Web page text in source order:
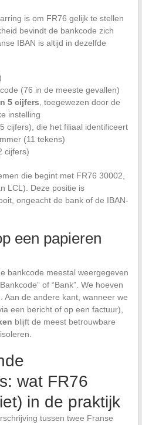
is om FR76 gelijk te stellen
bevindt de bankcode zich
IBAN is altijd in dezelfde
(76 in de meeste gevallen)
5 cijfers, toegewezen door de
instelling
cijfers), die het filiaal identificeert
(11 tekens)
cijfers)
die begint met FR76 30002,
LCL). Deze positie is
ongeacht de bank of de IBAN-
een papieren
bankcode meestal weergegeven
of “Bank”. We hoeven
Aan de andere kant, wanneer we
een bericht of op een factuur),
blijft de meest betrouwbare
wat FR76
in de praktijk
tussen twee Franse